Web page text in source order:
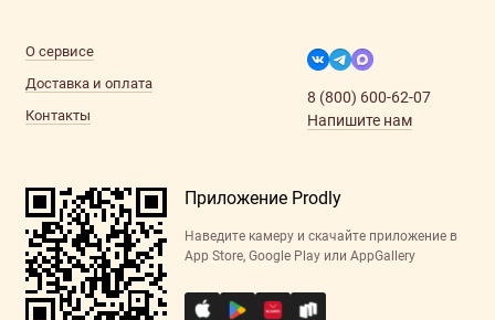
О сервисе
Доставка и оплата
Контакты
8 (800) 600-62-07
Напишите нам
Приложение Prodly
Наведите камеру и скачайте приложение в
App Store, Google Play или AppGallery